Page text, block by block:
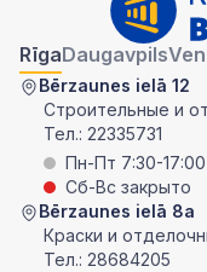
RīgaDaugavpils
Bērzaunes ielā 12
Строительные и
Тел.: 22335731
Пн-Пт 7:30-17:00
Сб-Вс закрыто
Bērzaunes ielā 8a
Краски и
Тел.: 28684205